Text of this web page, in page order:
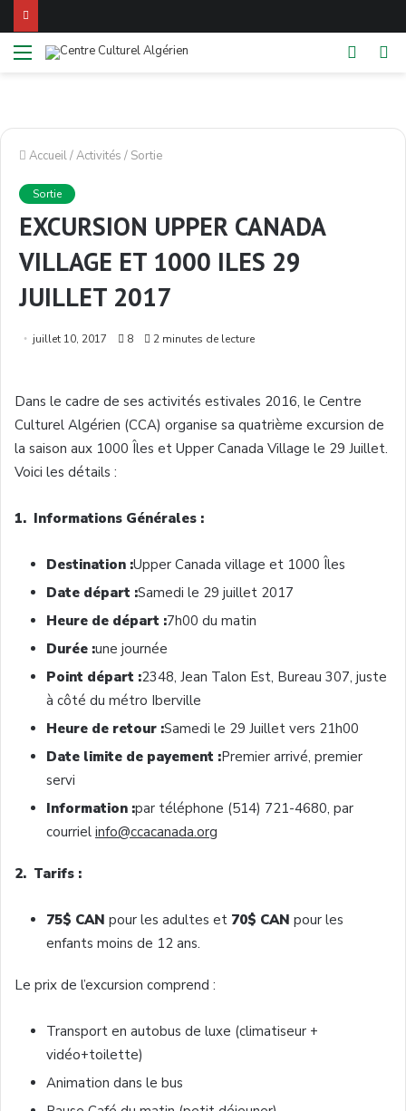
Menu
Switch
Accueil/Activités / Sortie
Sortie
EXCURSION UPPER CANADA
VILLAGE ET 1000 ILES 29
JUILLET 2017
juillet 10, 2017 8 2 minutes de lecture
Dans le cadre de ses activités estivales 2016, le Centre
Culturel Algérien (CCA) organise sa quatrième excursion de
la saison aux 1000 Îles et Upper Canada Village le 29 Juillet.
Voici les détails :
1. Informations Générales :
Destination :Upper Canada village et 1000 Îles
Date départ :Samedi le 29 juillet 2017
Heure de départ :7h00 du matin
Durée :une journée
Point départ :2348, Jean Talon Est, Bureau 307, juste
à côté du métro Iberville
Heure de retour :Samedi le 29 Juillet vers 21h00
Date limite de payement :Premier arrivé, premier
servi
Information :par téléphone (514) 721-4680, par
courriel info@ccacanada.org
2. Tarifs :
75$ CAN pour les adultes et 70$ CAN pour les
enfants moins de 12 ans.
Le prix de l’excursion comprend :
Transport en autobus de luxe (climatiseur +
vidéo+toilette)
Animation dans le bus